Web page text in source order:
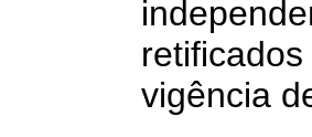
vigência